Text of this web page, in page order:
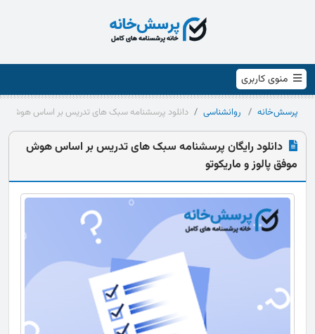
منوی کاربری
پرسش‌خانه روانشناسی دانلود پرسشنامه سبک های تدریس بر اساس هوش
دانلود رایگان پرسشنامه سبک های تدریس بر اساس هوش
موفق پالوز و ماریکوتو